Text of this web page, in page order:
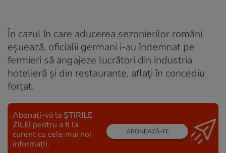
În cazul în care aducerea sezonierilor români
eşuează, oficialii germani i-au îndemnat pe
fermieri să angajeze lucrători din industria
hotelieră şi din restaurante, aflaţi în concediu
forţat.
Abonați-vă la ȘTIRILE
ZILEI pentru a fi la
curent cu cele mai noi
informații.
ABONEAZĂ-TE